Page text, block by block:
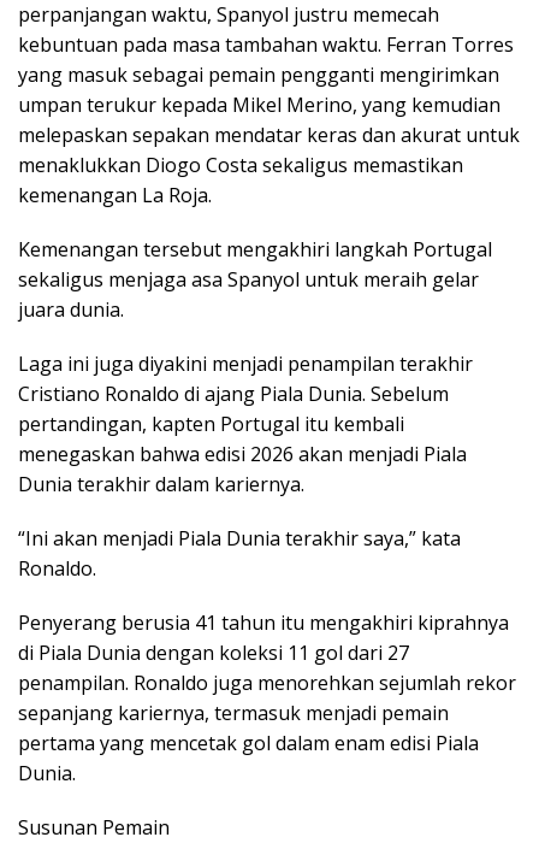
perpanjangan waktu, Spanyol justru memecah
kebuntuan pada masa tambahan waktu. Ferran Torres
yang masuk sebagai pemain pengganti mengirimkan
umpan terukur kepada Mikel Merino, yang kemudian
melepaskan sepakan mendatar keras dan akurat untuk
menaklukkan Diogo Costa sekaligus memastikan
kemenangan La Roja.
Kemenangan tersebut mengakhiri langkah Portugal
sekaligus menjaga asa Spanyol untuk meraih gelar
juara dunia.
Laga ini juga diyakini menjadi penampilan terakhir
Cristiano Ronaldo di ajang Piala Dunia. Sebelum
pertandingan, kapten Portugal itu kembali
menegaskan bahwa edisi 2026 akan menjadi Piala
Dunia terakhir dalam kariernya.
“Ini akan menjadi Piala Dunia terakhir saya,” kata
Ronaldo.
Penyerang berusia 41 tahun itu mengakhiri kiprahnya
di Piala Dunia dengan koleksi 11 gol dari 27
penampilan. Ronaldo juga menorehkan sejumlah rekor
sepanjang kariernya, termasuk menjadi pemain
pertama yang mencetak gol dalam enam edisi Piala
Dunia.
Susunan Pemain